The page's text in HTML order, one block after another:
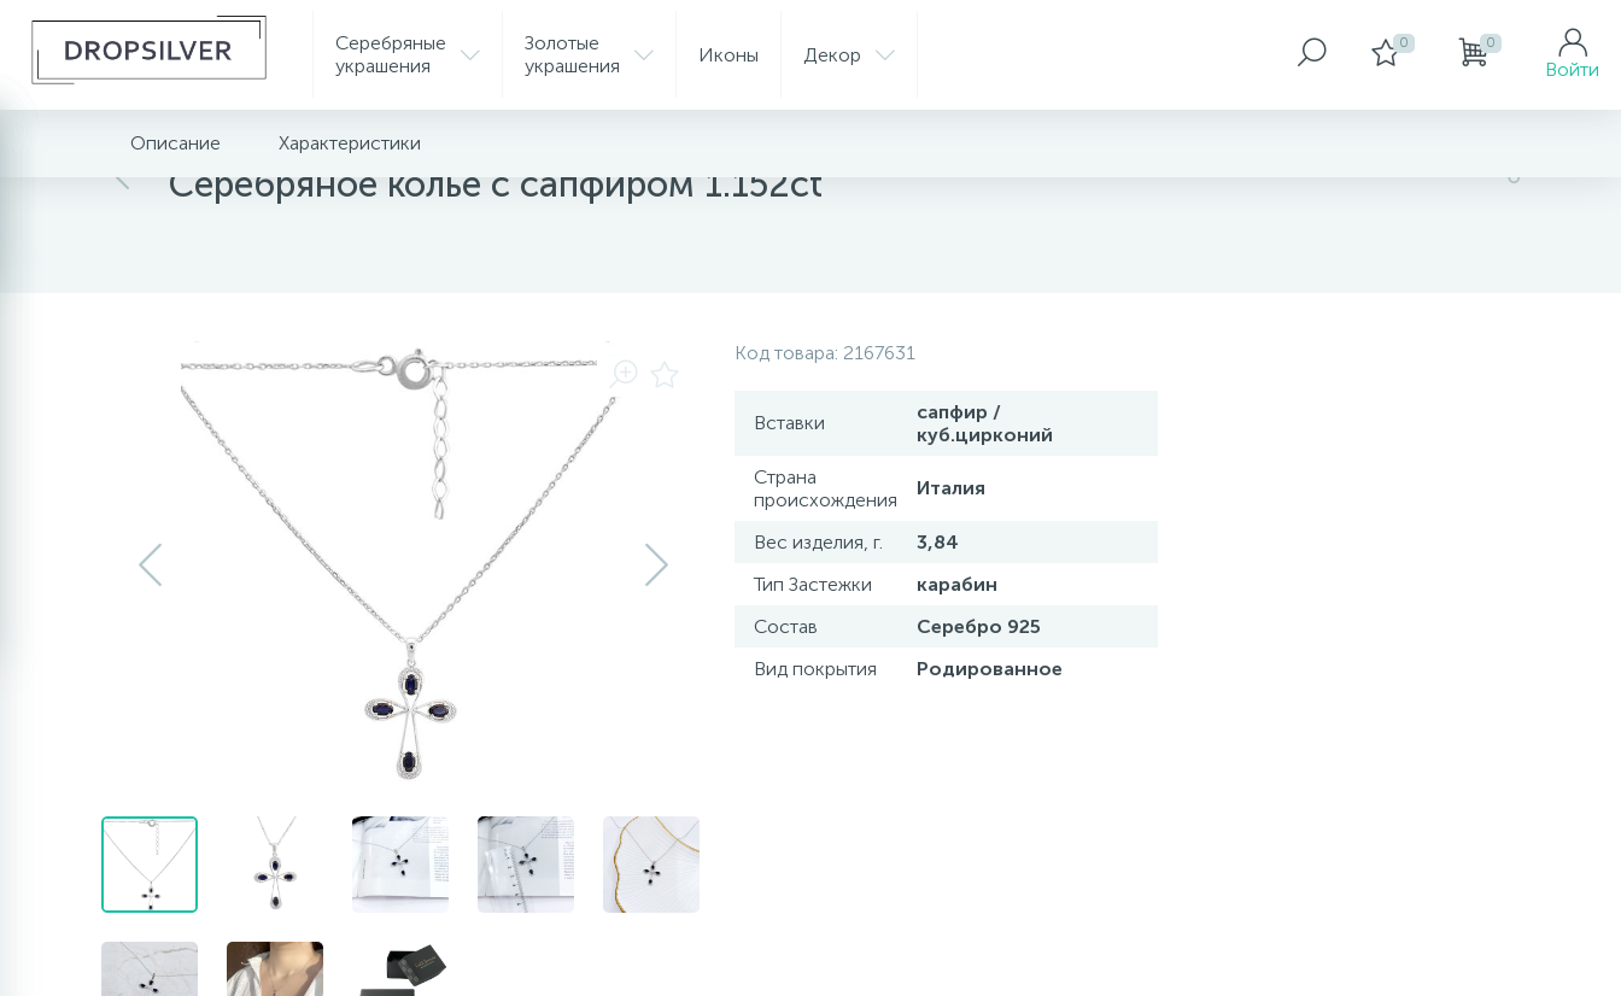
Серебряные
украшения
Золотые
украшения
Иконы Декор 0 0
Войти
Главная Серебряные украшения
Серебряное колье с сапфиром 1.152ct
Описание Характеристики
Код товара: 2167631
Вставки
сапфир /
куб.цирконий
Страна
происхождения
Италия
Вес изделия, г.
3,84
Тип Застежки
карабин
Состав
Серебро 925
Вид покрытия
Родированное